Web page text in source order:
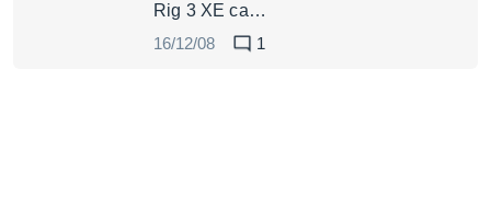
Rig 3 XE ca…
16/12/08
1